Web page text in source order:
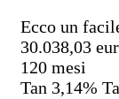
Ecco un
30.038,03
120 mesi
Tan 3,14%